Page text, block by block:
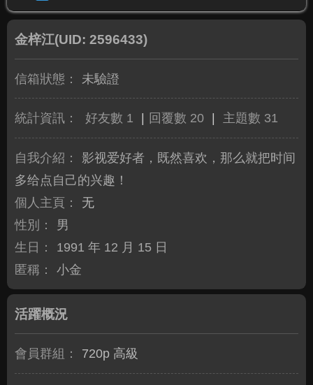
金梓江(UID: 2596433)
信箱狀態： 未驗證
統計資訊： 好友數 1 回覆數 20 主題數 31
自我介紹：
影视爱好者，既然喜欢，那么就把时间
多给点自己的兴趣！
個人主頁：
无
性別：
男
生日：
1991 年 12 月 15 日
匿稱：
小金
活躍概況
會員群組： 720p 高級